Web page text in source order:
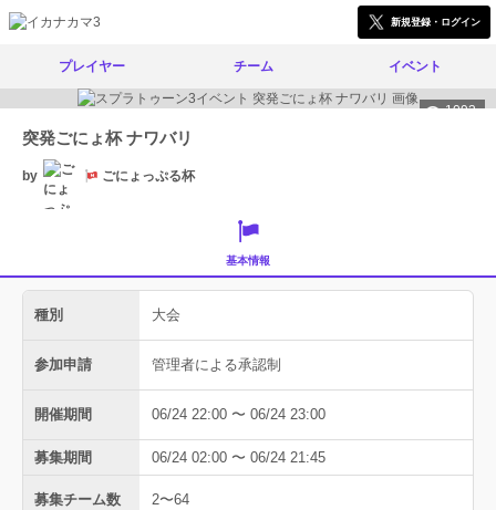
新規登録・ログイン
プレイヤー チーム イベント
1093
突発ごにょ杯 ナワバリ
by ごにょっぷる杯
基本情報
種別 大会
参加申請 管理者による承認制
開催期間 06/24 22:00 〜 06/24 23:00
募集期間 06/24 02:00 〜 06/24 21:45
募集チーム数 2〜64